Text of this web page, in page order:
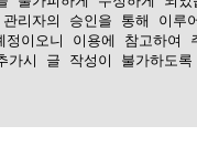
리자의 승인을 통해 이루
이오니 이용에 참고하여
시 글 작성이 불가하도